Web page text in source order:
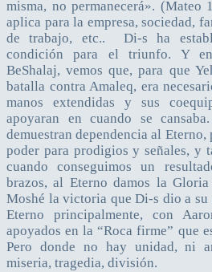
misma, no permanecerá». (Mateo
aplica para la empresa, sociedad,
de trabajo, etc.. Di-s ha
condición para el triunfo. Y
BeShalaj, vemos que, para que
batalla contra Amaleq, era
manos extendidas y sus
apoyaran en cuando se
demuestran dependencia al Eterno,
poder para prodigios y señales, y
cuando conseguimos un
brazos, al Eterno damos la
Moshé la victoria que Di-s dio a
Eterno principalmente, con
apoyados en la “Roca firme” que
Pero donde no hay unidad, ni
miseria, tragedia, división.